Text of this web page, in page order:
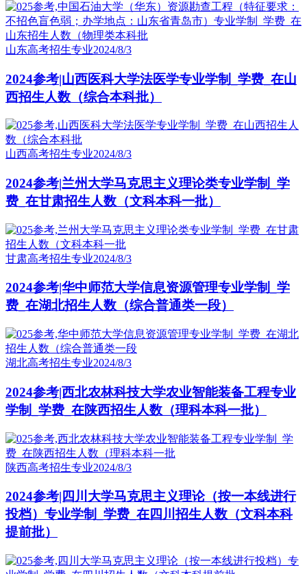
山东高考招生专业2024/8/3
2024参考|山西医科大学法医学专业学制_学费_在山
西招生人数（综合本科批）
山西高考招生专业2024/8/3
2024参考|兰州大学马克思主义理论类专业学制_学
费_在甘肃招生人数（文科本科一批）
甘肃高考招生专业2024/8/3
2024参考|华中师范大学信息资源管理专业学制_学
费_在湖北招生人数（综合普通类一段）
湖北高考招生专业2024/8/3
2024参考|西北农林科技大学农业智能装备工程专业
学制_学费_在陕西招生人数（理科本科一批）
陕西高考招生专业2024/8/3
2024参考|四川大学马克思主义理论（按一本线进行
投档）专业学制_学费_在四川招生人数（文科本科
提前批）